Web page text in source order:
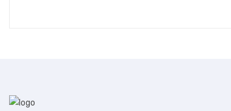
RELOJES